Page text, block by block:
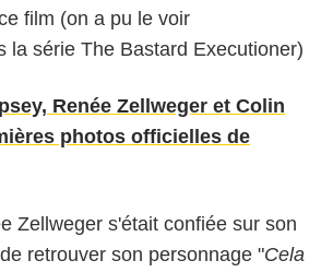
film (on a pu le voir
la série The Bastard Executioner)
Renée Zellweger et Colin
photos officielles de
Zellweger s'était confiée sur son
retrouver son personnage "Cela